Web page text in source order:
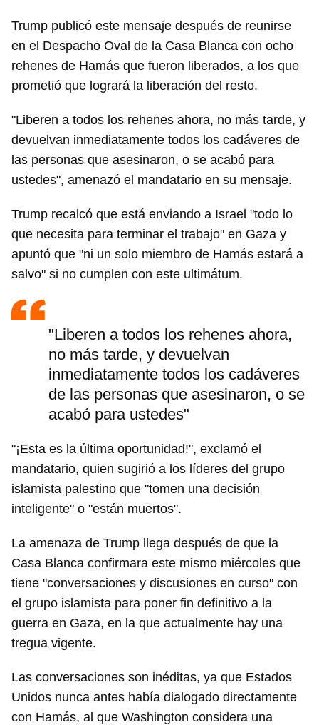
Trump publicó este mensaje después de reunirse
en el Despacho Oval de la Casa Blanca con ocho
rehenes de Hamás que fueron liberados, a los que
prometió que logrará la liberación del resto.
"Liberen a todos los rehenes ahora, no más tarde, y
devuelvan inmediatamente todos los cadáveres de
las personas que asesinaron, o se acabó para
ustedes", amenazó el mandatario en su mensaje.
Trump recalcó que está enviando a Israel "todo lo
que necesita para terminar el trabajo" en Gaza y
apuntó que "ni un solo miembro de Hamás estará a
salvo" si no cumplen con este ultimátum.
"Liberen a todos los rehenes ahora,
no más tarde, y devuelvan
inmediatamente todos los cadáveres
de las personas que asesinaron, o se
acabó para ustedes"
"¡Esta es la última oportunidad!", exclamó el
mandatario, quien sugirió a los líderes del grupo
islamista palestino que "tomen una decisión
inteligente" o "están muertos".
La amenaza de Trump llega después de que la
Casa Blanca confirmara este mismo miércoles que
tiene "conversaciones y discusiones en curso" con
el grupo islamista para poner fin definitivo a la
guerra en Gaza, en la que actualmente hay una
tregua vigente.
Las conversaciones son inéditas, ya que Estados
Unidos nunca antes había dialogado directamente
con Hamás, al que Washington considera una